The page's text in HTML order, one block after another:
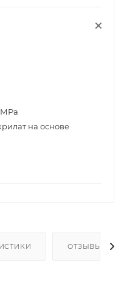
МРа
на основе
ОТЗЫВЫ